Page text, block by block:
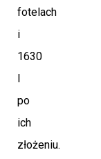
fotelach
i
1630
l
po
ich
złożeniu.